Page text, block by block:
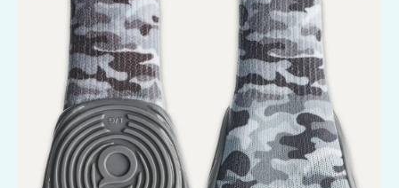
Camo/Grijs
aantal